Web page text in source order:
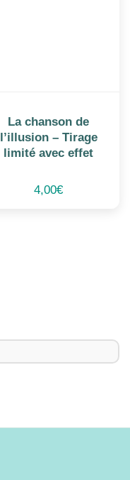
La chanson de
l’illusion – Tirage
limité avec effet
4,00€